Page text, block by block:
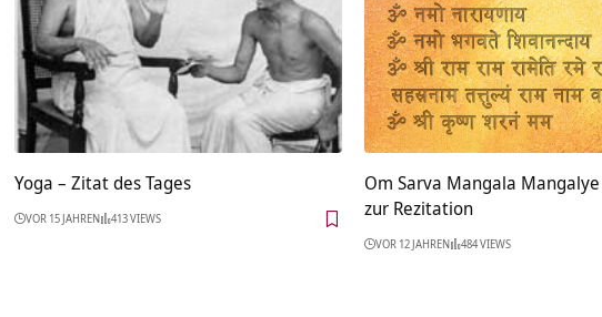
Yoga – Zitat des Tages
VOR 15 JAHREN 413 VIEWS
Om Sarva Mangala
zur Rezitation
VOR 12 JAHREN 484 VIEWS